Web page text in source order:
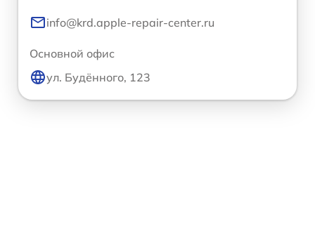
info@krd.apple-repair-center.ru
Основной офис
ул. Будённого, 123